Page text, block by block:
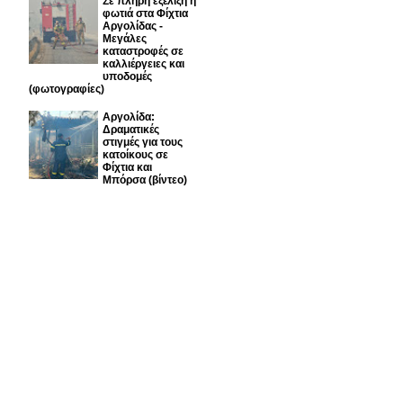
φωτιά στα Φίχτια
Αργολίδας -
Μεγάλες
καταστροφές σε
καλλιέργειες και
υποδομές
(φωτογραφίες)
Αργολίδα:
Δραματικές
στιγμές για τους
κατοίκους σε
Φίχτια και
Μπόρσα (βίντεο)